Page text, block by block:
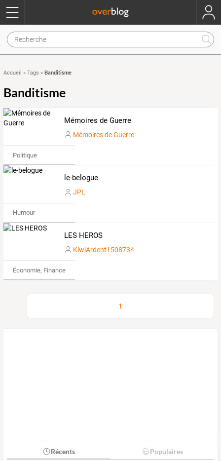
Accueil » Tags » Banditisme
Banditisme
Mémoires de Guerre
Mémoires de Guerre
Politique
le-belogue
JPL
Humour
LES HEROS
KiwiArdent1508734
Économie, Finance & Droit
1
Récents Populaires